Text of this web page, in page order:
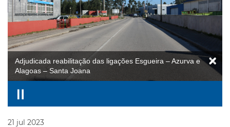
Adjudicada reabilitação das ligações Esgueira – Azurva e
Alagoas – Santa Joana
21 jul 2023